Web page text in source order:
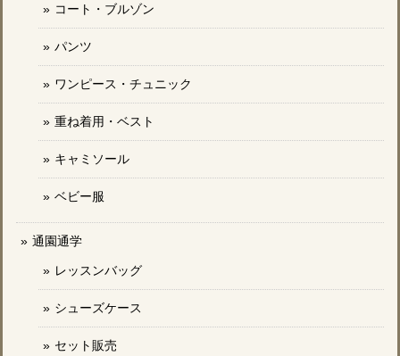
コート・ブルゾン
パンツ
ワンピース・チュニック
重ね着用・ベスト
キャミソール
ベビー服
通園通学
レッスンバッグ
シューズケース
セット販売